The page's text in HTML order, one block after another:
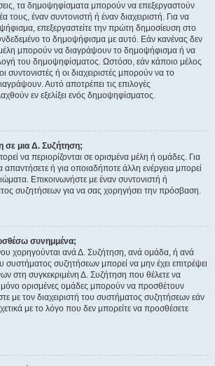
τα δημοψηφίσματα μπορούν να επεξεργαστούν
έναν συντονιστή ή έναν διαχειριστή. Για να
επεξεργαστείτε την πρώτη δημοσίευση στο
το δημοψήφισμα με αυτό. Εάν κανένας δεν
μπορούν να διαγράψουν το δημοψήφισμα ή να
του δημοψηφίσματος. Ωστόσο, εάν κάποιο μέλος
συντονιστές ή οι διαχειριστές μπορούν να το
Αυτό αποτρέπει τις επιλογές
εν εξελίξει ενός δημοψηφίσματος.
σε μια Δ. Συζήτηση;
να περιορίζονται σε ορισμένα μέλη ή ομάδες. Για
απαντήσετε ή για οποιαδήποτε άλλη ενέργεια μπορεί
Επικοινωνήστε με έναν συντονιστή ή
συζητήσεων για να σας χορηγήσει την πρόσβαση.
συνημμένα;
χορηγούνται ανά Δ. Συζήτηση, ανά ομάδα, ή ανά
συστήματος συζητήσεων μπορεί να μην έχει επιτρέψει
στη συγκεκριμένη Δ. Συζήτηση που θέλετε να
μόνο ορισμένες ομάδες μπορούν να προσθέτουν
με τον διαχειριστή του συστήματος συζητήσεων εάν
με το λόγο που δεν μπορείτε να προσθέσετε